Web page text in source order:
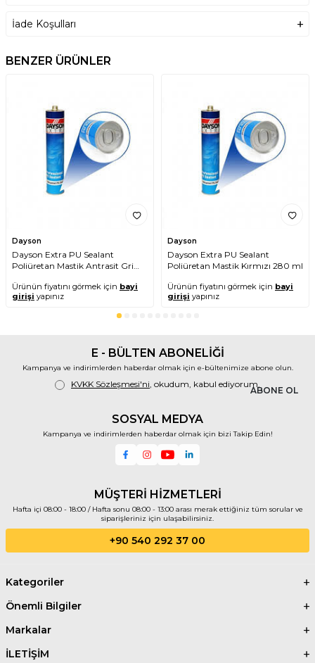
İade Koşulları
BENZER ÜRÜNLER
Dayson
Dayson Extra PU Sealant
Poliüretan Mastik Antrasit Gri
Ürünün fiyatını görmek için bayi
girişi yapınız
Dayson
Dayson Extra PU Sealant
Poliüretan Mastik Kırmızı 280 ml
Ürünün fiyatını görmek için bayi
girişi yapınız
E - BÜLTEN ABONELİĞİ
Kampanya ve indirimlerden haberdar olmak için e-bültenimize abone olun.
ABONE OL
KVKK Sözleşmesi'ni , okudum, kabul ediyorum.
SOSYAL MEDYA
Kampanya ve indirimlerden haberdar olmak için bizi Takip Edin!
MÜŞTERİ HİZMETLERİ
Hafta içi 08:00 - 18:00 / Hafta sonu 08:00 - 13:00 arası merak ettiğiniz tüm sorular ve
siparişleriniz için ulaşabilirsiniz.
+90 540 292 37 00
Kategoriler
Önemli Bilgiler
Markalar
İLETİŞİM